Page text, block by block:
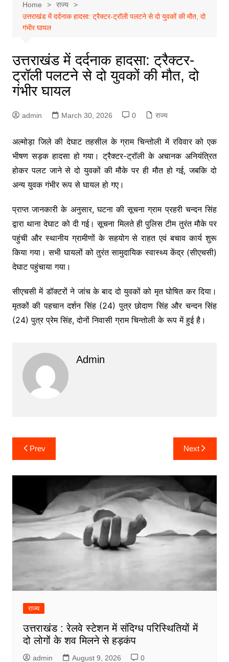
Home
राज्य
उत्तराखंड में दर्दनाक हादसा: ट्रैक्टर-ट्रॉली पलटने से दो युवकों की मौत, दो
गंभीर घायल
उत्तराखंड में दर्दनाक हादसा: ट्रैक्टर-
ट्रॉली पलटने से दो युवकों की मौत, दो
गंभीर घायल
admin March 30, 2026 0 राज्य
अल्मोड़ा जिले की देघाट तहसील के ग्राम चिन्तोली में रविवार को एक
भीषण सड़क हादसा हो गया। ट्रैक्टर-ट्रॉली के अचानक अनियंत्रित
होकर पलट जाने से दो युवकों की मौके पर ही मौत हो गई, जबकि दो
अन्य युवक गंभीर रूप से घायल हो गए।
प्राप्त जानकारी के अनुसार, घटना की सूचना ग्राम प्रहरी चन्दन सिंह
द्वारा थाना देघाट को दी गई। सूचना मिलते ही पुलिस टीम तुरंत मौके पर
पहुंची और स्थानीय ग्रामीणों के सहयोग से राहत एवं बचाव कार्य शुरू
किया गया। सभी घायलों को तुरंत सामुदायिक स्वास्थ्य केंद्र (सीएचसी)
देघाट पहुंचाया गया।
सीएचसी में डॉक्टरों ने जांच के बाद दो युवकों को मृत घोषित कर दिया।
मृतकों की पहचान दर्शन सिंह (24) पुत्र छोदाण सिंह और चन्दन सिंह
(24) पुत्र प्रेम सिंह, दोनों निवासी ग्राम चिन्तोली के रूप में हुई है।
Admin
Post
navigation
Prev Next
राज्य
उत्तराखंड : रेलवे स्टेशन में संदिग्ध परिस्थितियों में
दो लोगों के शव मिलने से हड़कंप
admin August 9, 2026 0